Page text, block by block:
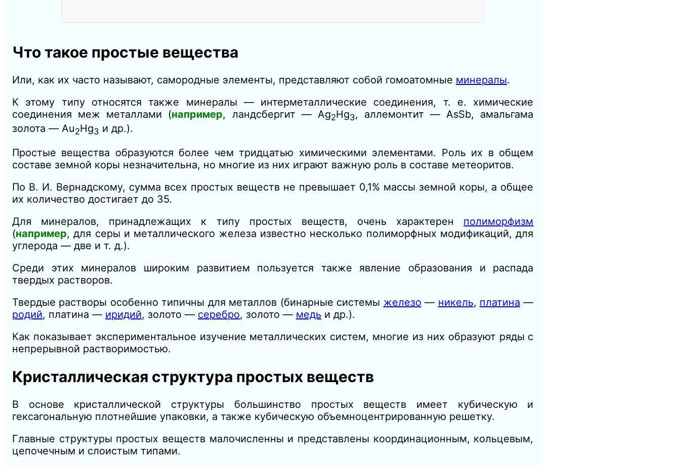
Что такое простые вещества
Или, как их часто называют, самородные элементы, представляют собой гомоатомные минералы.
К этому типу относятся также минералы — интерметаллические соединения, т. е. химические
соединения меж металлами (например, ландсбергит — Ag2Hg3, аллемонтит — AsSb, амальгама
золота — Au2Hg3 и др.).
Простые вещества образуются более чем тридцатью химическими элементами. Роль их в общем
составе земной коры незначительна, но многие из них играют важную роль в составе метеоритов.
По В. И. Вернадскому, сумма всех простых веществ не превышает 0,1% массы земной коры, а общее
их количество достигает до 35.
Для минералов, принадлежащих к типу простых веществ, очень характерен полиморфизм
(например, для серы и металлического железа известно несколько полиморфных модификаций, для
углерода — две и т. д.).
Среди этих минералов широким развитием пользуется также явление образования и распада
твердых растворов.
Твердые растворы особенно типичны для металлов (бинарные системы железо — никель, платина —
родий, платина — иридий, золото — серебро, золото — медь и др.).
Как показывает экспериментальное изучение металлических систем, многие из них образуют ряды с
непрерывной растворимостью.
Кристаллическая структура простых веществ
В основе кристаллической структуры большинство простых веществ имеет кубическую и
гексагональную плотнейшие упаковки, а также кубическую объемноцентрированную решетку.
Главные структуры простых веществ малочисленны и представлены координационным, кольцевым,
цепочечным и слоистым типами.